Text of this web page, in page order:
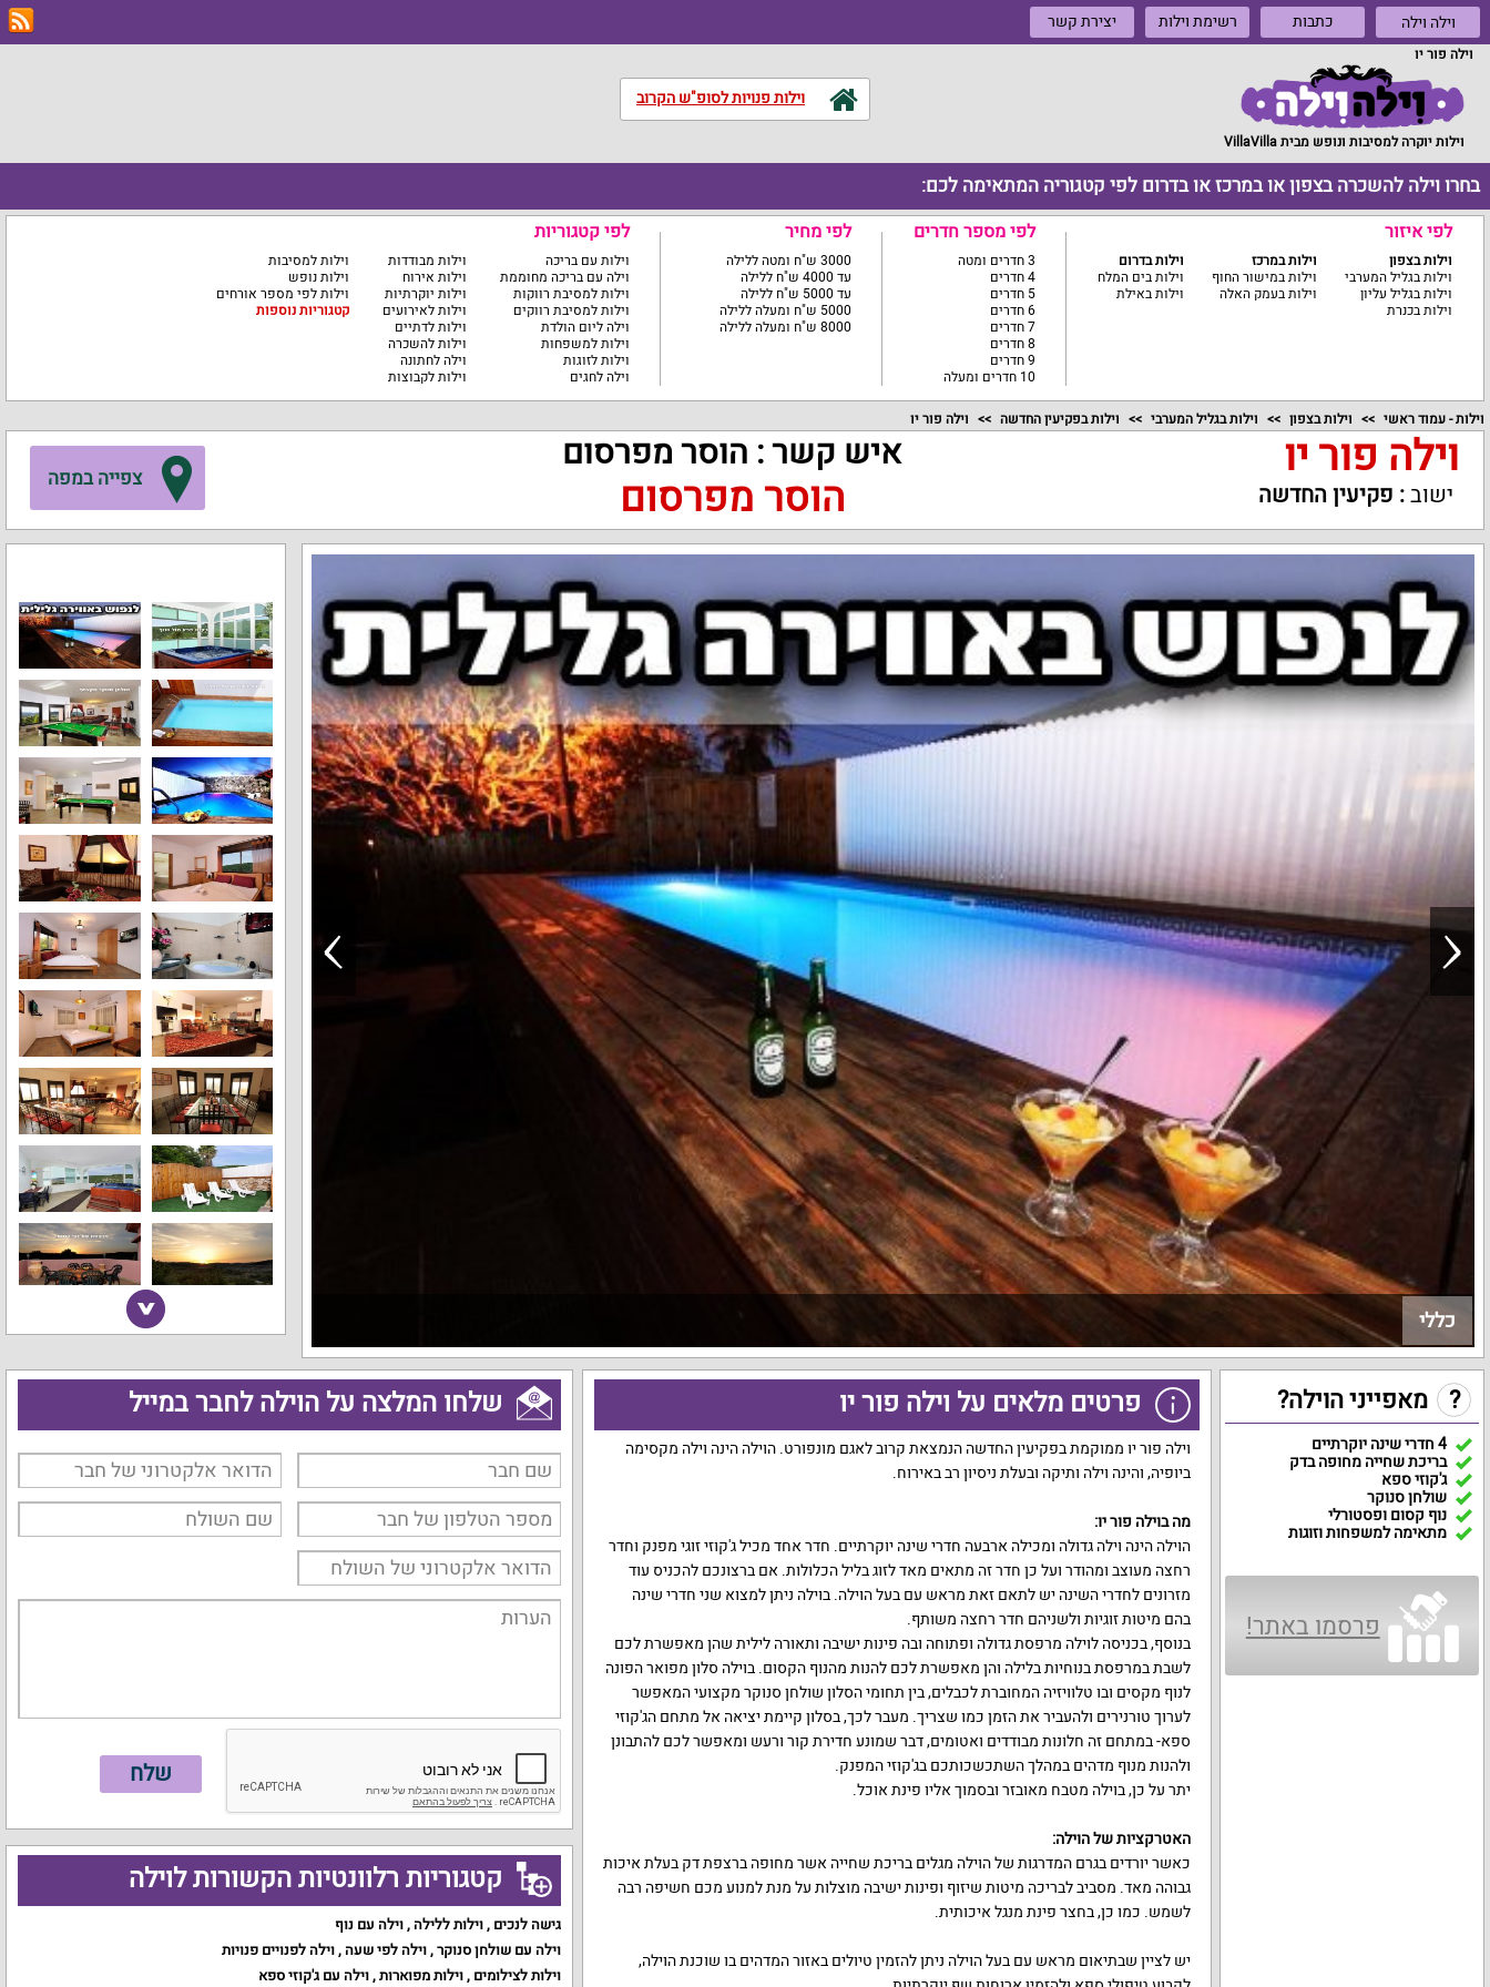
וילה וילה כתבות רשימת וילות יצירת קשר
וילה פור יו
וילות פנויות לסופ"ש הקרוב
וילות יוקרה למסיבות ונופש מבית VillaVilla
בחרו וילה להשכרה בצפון או במרכז או בדרום לפי קטגוריה המתאימה לכם:
לפי איזור
וילות בצפון
וילות בגליל המערבי
וילות בגליל עליון
וילות בכנרת
וילות במרכז
וילות במישור החוף
וילות בעמק האלה
וילות בדרום
וילות בים המלח
וילות באילת
לפי מספר חדרים
3 חדרים ומטה
4 חדרים
5 חדרים
6 חדרים
7 חדרים
8 חדרים
9 חדרים
10 חדרים ומעלה
לפי מחיר
3000 ש"ח ומטה ללילה
עד 4000 ש"ח ללילה
עד 5000 ש"ח ללילה
5000 ש"ח ומעלה ללילה
8000 ש"ח ומעלה ללילה
לפי קטגוריות
וילות עם בריכה
וילה עם בריכה מחוממת
וילות למסיבת רווקות
וילות למסיבת רווקים
וילה ליום הולדת
וילות למשפחות
וילות לזוגות
וילה לחגים
וילות מבודדות
וילות אירוח
וילות יוקרתיות
וילות לאירועים
וילות לדתיים
וילות להשכרה
וילה לחתונה
וילות לקבוצות
וילות למסיבות
וילות נופש
וילות לפי מספר אורחים
קטגוריות נוספות
וילות - עמוד ראשי וילות בצפון וילות בגליל המערבי וילות בפקיעין החדשה וילה פור יו
צפייה במפה וילה פור יו
ישוב: פקיעין החדשה
איש קשר : הוסר מפרסום
הוסר מפרסום
כללי
? מאפייני הוילה?
4 חדרי שינה יוקרתיים
בריכת שחייה מחופה בדק
ג'קוזי ספא
שולחן סנוקר
נוף קסום ופסטורלי
מתאימה למשפחות וזוגות
פרסמו באתר!
פרטים מלאים על וילה פור יו
וילה פור יו ממוקמת בפקיעין החדשה הנמצאת קרוב לאגם מונפורט. הוילה הינה וילה מקסימה
ביופיה, והינה וילה ותיקה ובעלת ניסיון רב באירוח.
מה בוילה פור יו:
הוילה הינה וילה גדולה ומכילה ארבעה חדרי שינה יוקרתיים. חדר אחד מכיל ג'קוזי זוגי מפנק וחדר
רחצה מעוצב ומהודר ועל כן חדר זה מתאים מאד לזוג בליל הכלולות. אם ברצונכם להכניס עוד
מזרונים לחדרי השינה יש לתאם זאת מראש עם בעל הוילה. בוילה ניתן למצוא שני חדרי שינה
בהם מיטות זוגיות ולשניהם חדר רחצה משותף.
בנוסף, בכניסה לוילה מרפסת גדולה ופתוחה ובה פינות ישיבה ותאורה לילית שהן מאפשרת לכם
לשבת במרפסת בנוחיות בלילה והן מאפשרת לכם להנות מהנוף הקסום. בוילה סלון מפואר הפונה
לנוף מקסים ובו טלוויזיה המחוברת לכבלים, בין תחומי הסלון שולחן סנוקר מקצועי המאפשר
לערוך טורנירים ולהעביר את הזמן כמו שצריך. מעבר לכך, בסלון קיימת יציאה אל מתחם הג'קוזי
ספא- במתחם זה חלונות מבודדים ואטומים, דבר שמונע חדירת קור ורעש ומאפשר לכם להתבונן
ולהנות מנוף מדהים במהלך השתכשכותכם בג'קוזי המפנק.
יתר על כן, בוילה מטבח מאובזר ובסמוך אליו פינת אוכל.
האטרקציות של הוילה:
כאשר יורדים בגרם המדרגות של הוילה מגלים בריכת שחייה אשר מחופה ברצפת דק בעלת איכות
גבוהה מאד. מסביב לבריכה מיטות שיזוף ופינות ישיבה מוצלות על מנת למנוע מכם חשיפה רבה
לשמש. כמו כן, בחצר פינת מנגל איכותית.
יש לציין שבתיאום מראש עם בעל הוילה ניתן להזמין טיולים באזור המדהים בו שוכנת הוילה,
שלחו המלצה על הוילה לחבר במייל
קטגוריות רלוונטיות הקשורות לוילה
גישה לנכים ,וילות ללילה ,וילה עם נוף
וילה עם שולחן סנוקר,וילה לפי שעה ,וילה לפנויים פנויות
וילות לצילומים ,וילות מפוארות,וילה עם ג'קוזי ספא